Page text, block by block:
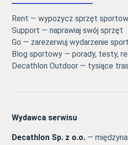
Rent — wypożycz sprzęt
Support — naprawiaj swój sprzęt
Go — zarezerwuj wydarzenie
Blog sportowy — porady, testy,
Decathlon Outdoor — tysiące
Wydawca serwisu
Decathlon Sp. z o.o. —